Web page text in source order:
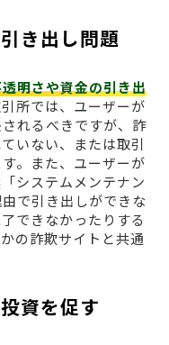
き出し問題
明さや資金の引き出
所では、ユーザーが
れるべきですが、詐
いない、または取引
。また、ユーザーが
システムメンテナン
で引き出しができな
できなかったりする
の詐欺サイトと共通
資を促す